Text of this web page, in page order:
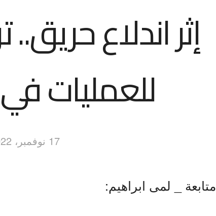
إثر اندلاع
للعمليات
17 نوفمبر، 2022
متابعة _ لمى ابراهيم: